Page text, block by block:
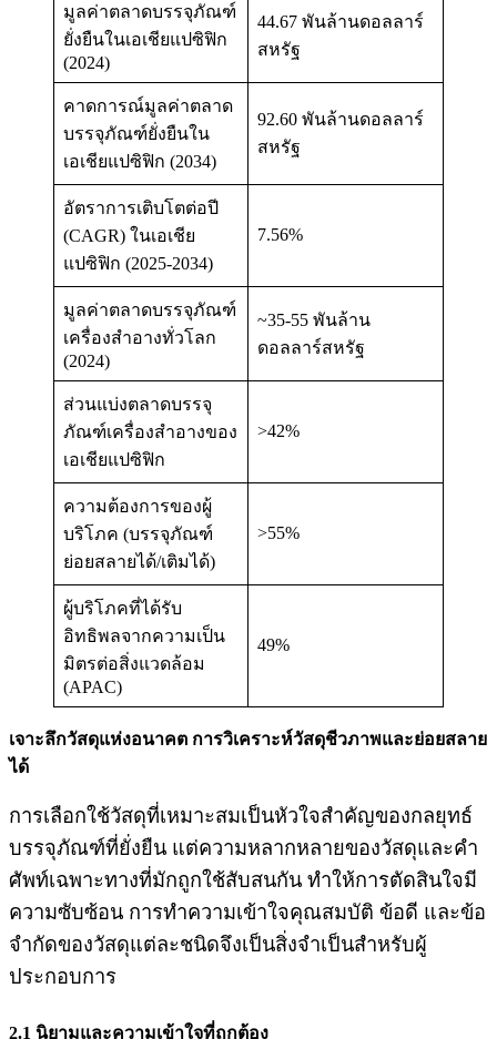
มูลค่าตลาดบรรจุภัณฑ์
ยั่งยืนในเอเชียแปซิฟิก
(2024)
44.67 พันล้านดอลลาร์
สหรัฐ
คาดการณ์มูลค่าตลาด
บรรจุภัณฑ์ยั่งยืนใน
เอเชียแปซิฟิก (2034)
92.60 พันล้านดอลลาร์
สหรัฐ
อัตราการเติบโตต่อปี
(CAGR) ในเอเชีย
แปซิฟิก (2025-2034)
7.56%
มูลค่าตลาดบรรจุภัณฑ์
เครื่องสำอางทั่วโลก
(2024)
~35-55 พันล้าน
ดอลลาร์สหรัฐ
ส่วนแบ่งตลาดบรรจุ
ภัณฑ์เครื่องสำอางของ
เอเชียแปซิฟิก
>42%
ความต้องการของผู้
บริโภค (บรรจุภัณฑ์
ย่อยสลายได้/เติมได้)
>55%
ผู้บริโภคที่ได้รับ
อิทธิพลจากความเป็น
มิตรต่อสิ่งแวดล้อม
(APAC)
49%
เจาะลึกวัสดุแห่งอนาคต การวิเคราะห์วัสดุชีวภาพและย่อยสลาย
ได้
การเลือกใช้วัสดุที่เหมาะสมเป็นหัวใจสำคัญของกลยุทธ์
บรรจุภัณฑ์ที่ยั่งยืน แต่ความหลากหลายของวัสดุและคำ
ศัพท์เฉพาะทางที่มักถูกใช้สับสนกัน ทำให้การตัดสินใจมี
ความซับซ้อน การทำความเข้าใจคุณสมบัติ ข้อดี และข้อ
จำกัดของวัสดุแต่ละชนิดจึงเป็นสิ่งจำเป็นสำหรับผู้
ประกอบการ
2.1 นิยามและความเข้าใจที่ถูกต้อง